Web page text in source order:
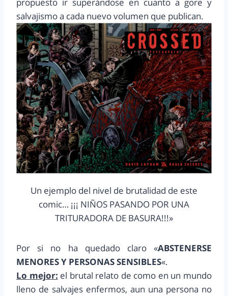
propuesto ir superándose en cuanto a gore y
salvajismo a cada nuevo volumen que publican.
Un ejemplo del nivel de brutalidad de este
comic… ¡¡¡ NIÑOS PASANDO POR UNA
TRITURADORA DE BASURA!!!»
Por si no ha quedado claro «ABSTENERSE
MENORES Y PERSONAS SENSIBLES«.
Lo mejor: el brutal relato de como en un mundo
lleno de salvajes enfermos, aun una persona no